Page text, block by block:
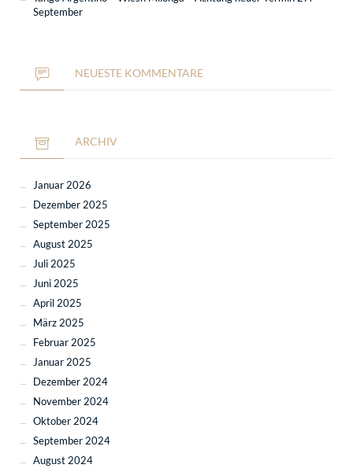
September
NEUESTE KOMMENTARE
ARCHIV
Januar 2026
Dezember 2025
September 2025
August 2025
Juli 2025
Juni 2025
April 2025
März 2025
Februar 2025
Januar 2025
Dezember 2024
November 2024
Oktober 2024
September 2024
August 2024